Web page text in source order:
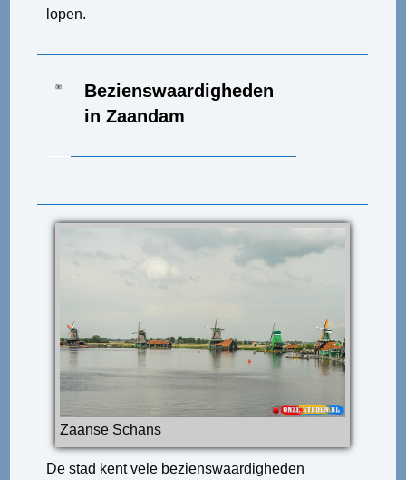
lopen.
Bezienswaardigheden
in Zaandam
Zaanse Schans
De stad kent vele bezienswaardigheden